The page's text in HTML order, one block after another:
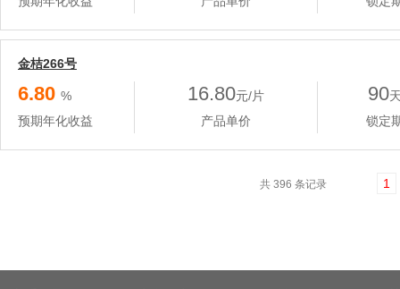
金桔266号
6.80 %
预期年化收益
16.80元/片
产品单价
90
锁定
共 396 条记录 1